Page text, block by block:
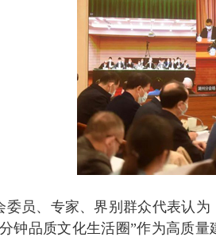
委员、专家、界别群众代表认
钟品质文化生活圈”作为高质